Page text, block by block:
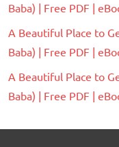
Baba) | Free PDF |
A Beautiful Place to
Baba) | Free PDF |
A Beautiful Place to
Baba) | Free PDF |